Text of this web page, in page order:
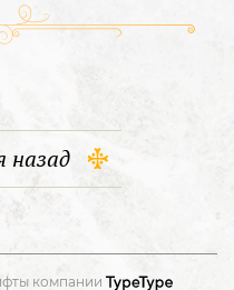
назад
компании